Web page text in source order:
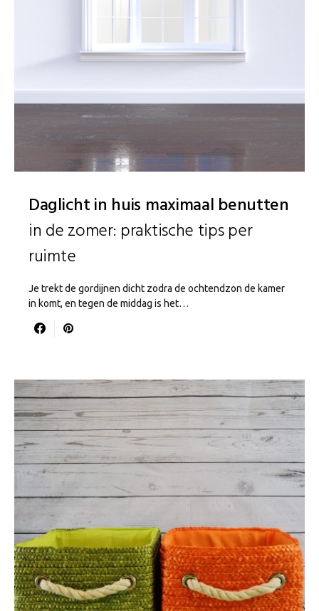
Daglicht in huis maximaal benutten
in de zomer: praktische tips per
ruimte
Je trekt de gordijnen dicht zodra de ochtendzon de kamer
in komt, en tegen de middag is het…